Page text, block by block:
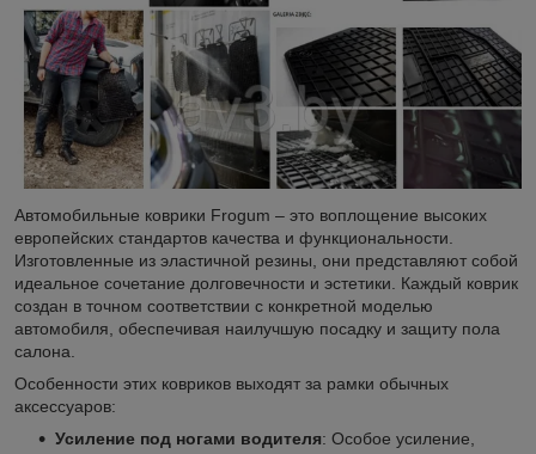
Автомобильные коврики Frogum – это воплощение высоких
европейских стандартов качества и функциональности.
Изготовленные из эластичной резины, они представляют собой
идеальное сочетание долговечности и эстетики. Каждый коврик
создан в точном соответствии с конкретной моделью
автомобиля, обеспечивая наилучшую посадку и защиту пола
салона.
Особенности этих ковриков выходят за рамки обычных
аксессуаров:
Усиление под ногами водителя: Особое усиление,